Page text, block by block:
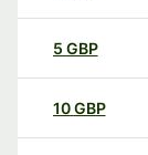
5 GBP
10GBP